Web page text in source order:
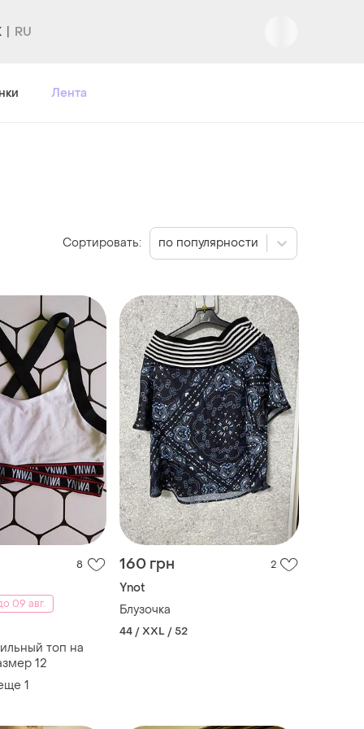
Лента
8
09 авг.
топ на
12
1
160 грн 2
Ynot
Блузочка
44 / XXL / 52
Сортировать: по популярности